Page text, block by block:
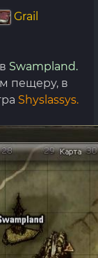
Grail
Swampland.
пещеру, в
Shyslassys.